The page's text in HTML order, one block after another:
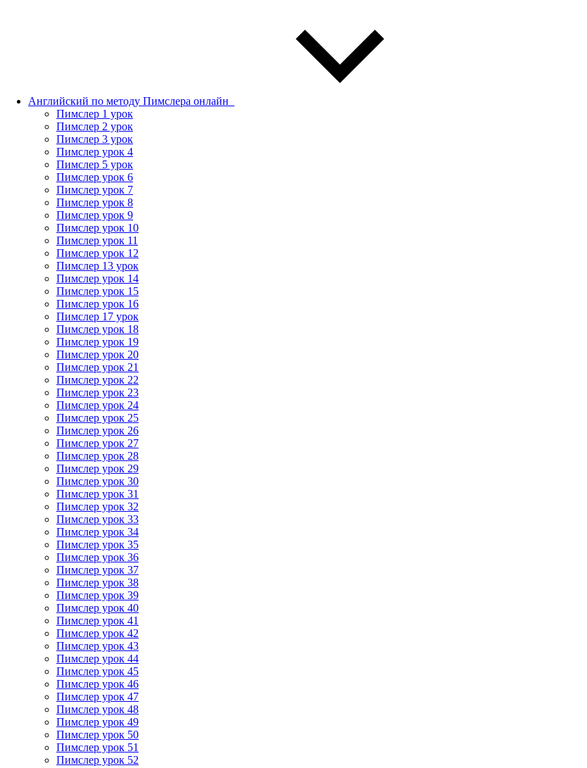
Английский по методу Пимслера онлайн_
Пимслер 1 урок
Пимслер 2 урок
Пимслер 3 урок
Пимслер урок 4
Пимслер 5 урок
Пимслер урок 6
Пимслер урок 7
Пимслер урок 8
Пимслер урок 9
Пимслер урок 10
Пимслер урок 11
Пимслер урок 12
Пимслер 13 урок
Пимслер урок 14
Пимслер урок 15
Пимслер урок 16
Пимслер 17 урок
Пимслер урок 18
Пимслер урок 19
Пимслер урок 20
Пимслер урок 21
Пимслер урок 22
Пимслер урок 23
Пимслер урок 24
Пимслер урок 25
Пимслер урок 26
Пимслер урок 27
Пимслер урок 28
Пимслер урок 29
Пимслер урок 30
Пимслер урок 31
Пимслер урок 32
Пимслер урок 33
Пимслер урок 34
Пимслер урок 35
Пимслер урок 36
Пимслер урок 37
Пимслер урок 38
Пимслер урок 39
Пимслер урок 40
Пимслер урок 41
Пимслер урок 42
Пимслер урок 43
Пимслер урок 44
Пимслер урок 45
Пимслер урок 46
Пимслер урок 47
Пимслер урок 48
Пимслер урок 49
Пимслер урок 50
Пимслер урок 51
Пимслер урок 52